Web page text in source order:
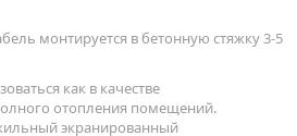
монтируется в бетонную стяжку 3-5
как в качестве
отопления помещений.
экранированный